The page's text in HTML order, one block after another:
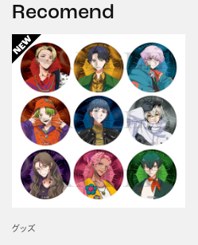
Recomend
グッズ